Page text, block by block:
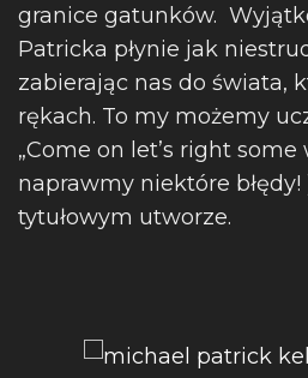
granice gatunków.
Patricka płynie jak
zabierając nas do świata,
rękach. To my możemy
„Come on let’s right some
naprawmy niektóre
tytułowym utworze.